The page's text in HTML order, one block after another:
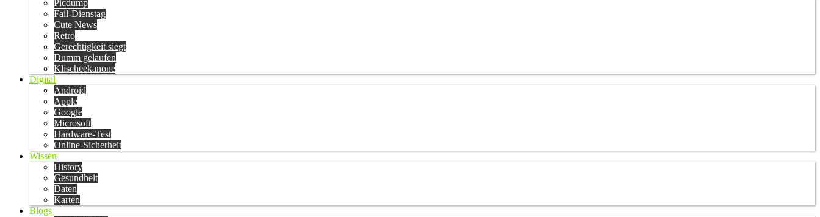
Picdump
Fail-Dienstag
Cute News
Retro
Gerechtigkeit siegt
Dumm gelaufen
Klischeekanone
Digital
Android
Apple
Google
Microsoft
Hardware-Test
Online-Sicherheit
Wissen
History
Gesundheit
Daten
Karten
Blogs